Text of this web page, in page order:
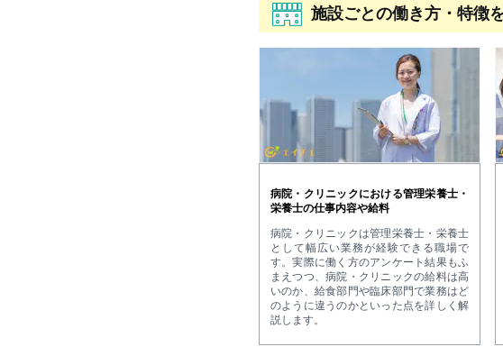
施設ごとの働き方・特徴
病院・クリニックにおける管理栄養士・
栄養士の仕事内容や給料
病院・クリニックは管理栄養士・栄養士
として幅広い業務が経験できる職場で
す。実際に働く方のアンケート結果もふ
まえつつ、病院・クリニックの給料は高
いのか、給食部門や臨床部門で業務はど
のように違うのかといった点を詳しく解
説します。